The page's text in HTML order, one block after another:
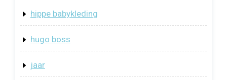
hippe babykleding
hugo boss
jaar